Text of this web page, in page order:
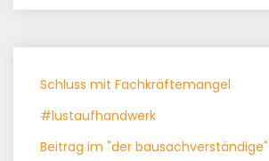
Schluss mit Fachkräftemangel
#lustaufhandwerk
Beitrag im "der bausachverständige"